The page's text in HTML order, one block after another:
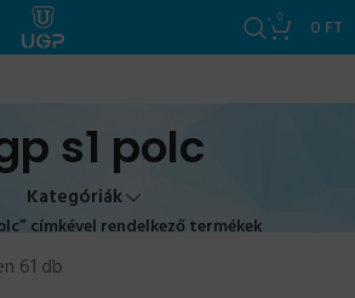
0 0 FT
s1 polc
Kategóriák
címkével rendelkező termékek
61 db